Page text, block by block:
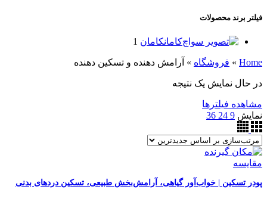
فیلتر برند محصولات
کامانکامان 1
Home
» فروشگاه » آرامش دهنده و تسکین دهنده
در حال نمایش یک نتیجه
مشاهده فیلترها
نمایش 9
24
36
مقایسه
پودر تسکین | خواب‌آور گیاهی، آرامش‌بخش طبیعی، تسکین دردهای بدنی